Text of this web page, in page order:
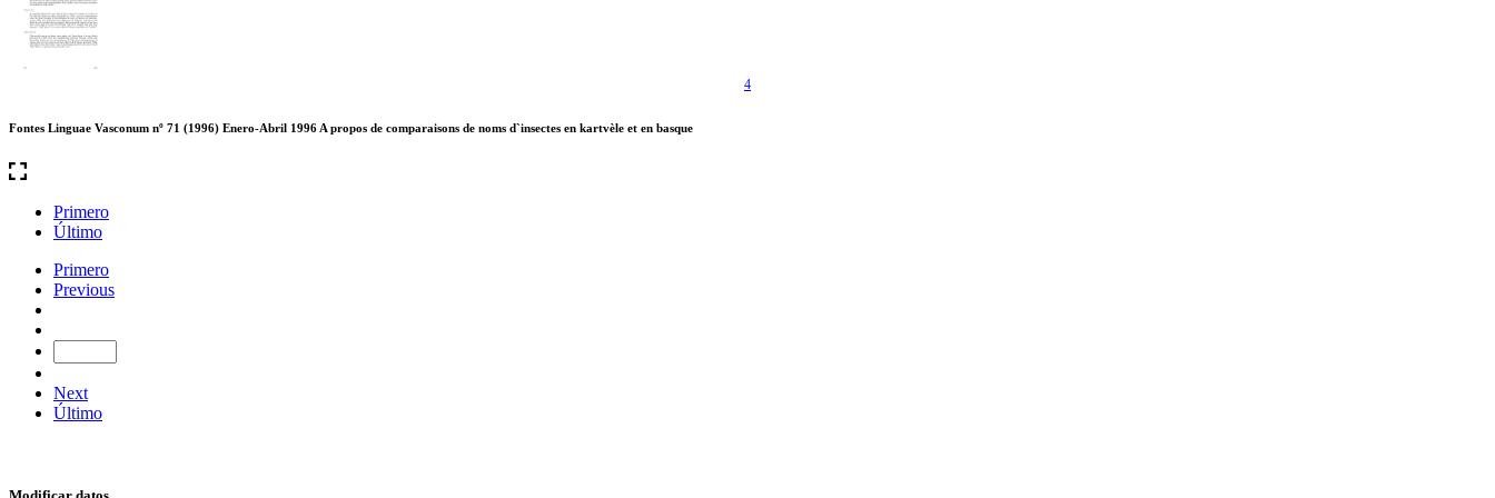
4
Fontes Linguae Vasconum nº 71 (1996) Enero-Abril 1996 A propos de comparaisons de noms d`insectes en kartvèle et en basque
Primero
Último
Primero
Previous
Next
Último